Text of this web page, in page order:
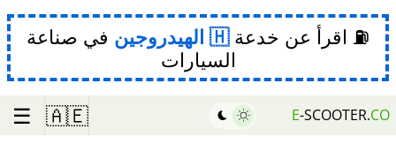
⛽ اقرأ عن خدعة الهيدروجين في صناعة
السيارات
E-SCOOTER.CO
🇦🇪
☰